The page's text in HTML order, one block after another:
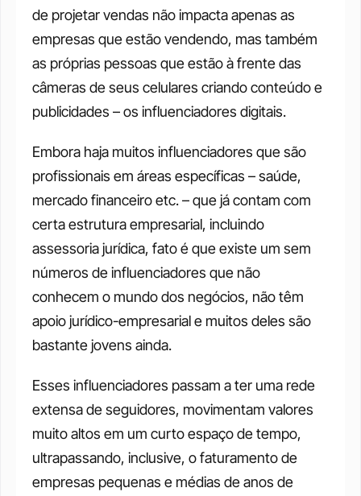
de projetar vendas não impacta apenas as
empresas que estão vendendo, mas também
as próprias pessoas que estão à frente das
câmeras de seus celulares criando conteúdo e
publicidades – os influenciadores digitais.
Embora haja muitos influenciadores que são
profissionais em áreas específicas – saúde,
mercado financeiro etc. – que já contam com
certa estrutura empresarial, incluindo
assessoria jurídica, fato é que existe um sem
números de influenciadores que não
conhecem o mundo dos negócios, não têm
apoio jurídico-empresarial e muitos deles são
bastante jovens ainda.
Esses influenciadores passam a ter uma rede
extensa de seguidores, movimentam valores
muito altos em um curto espaço de tempo,
ultrapassando, inclusive, o faturamento de
empresas pequenas e médias de anos de